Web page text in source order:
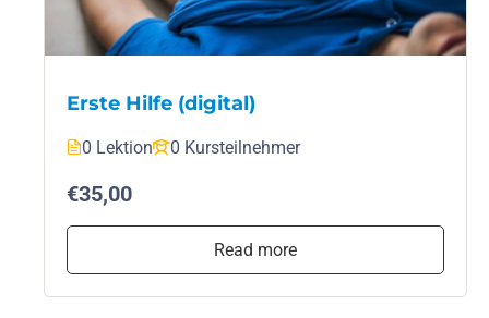
Erste Hilfe (digital)
0 Lektion 0 Kursteilnehmer
€35,00
Read more